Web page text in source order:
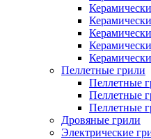
Пеллетные грили
Пеллетные
Пеллетные
Пеллетные
Дровяные грили
Электрические